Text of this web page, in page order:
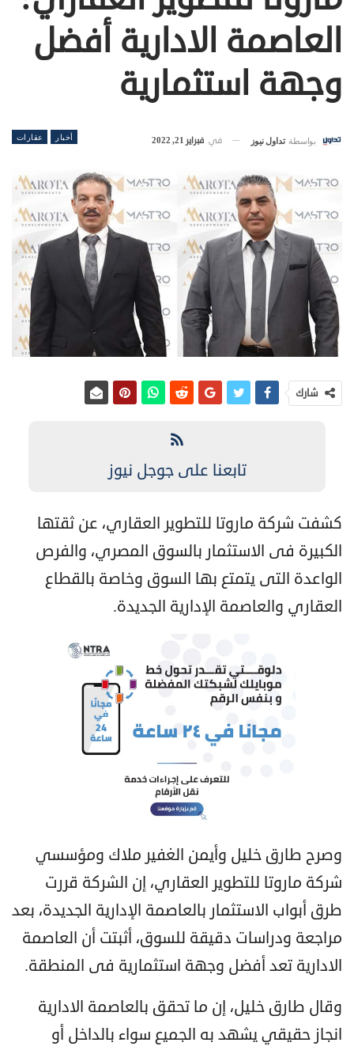
العاصمة الادارية أفضل
وجهة استثمارية
أخبار عقارات بواسطة تداول نيوز في فبراير 21, 2022
شارك
تابعنا على جوجل نيوز
كشفت شركة ماروتا للتطوير العقاري، عن ثقتها
الكبيرة فى الاستثمار بالسوق المصري، والفرص
الواعدة التى يتمتع بها السوق وخاصة بالقطاع
العقاري والعاصمة الإدارية الجديدة.
وصرح طارق خليل وأيمن الغفير ملاك ومؤسسي
شركة ماروتا للتطوير العقاري، إن الشركة قررت
طرق أبواب الاستثمار بالعاصمة الإدارية الجديدة، بعد
مراجعة ودراسات دقيقة للسوق، أثبتت أن العاصمة
الادارية تعد أفضل وجهة استثمارية فى المنطقة.
وقال طارق خليل، إن ما تحقق بالعاصمة الادارية
انجاز حقيقي يشهد به الجميع سواء بالداخل أو